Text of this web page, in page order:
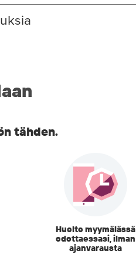
tähden.
Huolto myymälässä
odottaessasi, ilman
ajanvarausta